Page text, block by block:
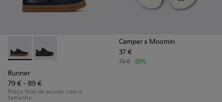
Runner - K800319-006 - Sapatilhas azuis de pele e têxtil
Runner - K800319-001 - Ténis pretos em pele e têxtil
Runner
79 € - 89 €
Preço final de acordo com o
tamanho
Camper x Moomin
37 €
75 € -50%